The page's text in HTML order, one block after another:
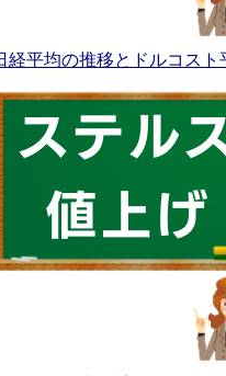
経平均の推移とドルコスト